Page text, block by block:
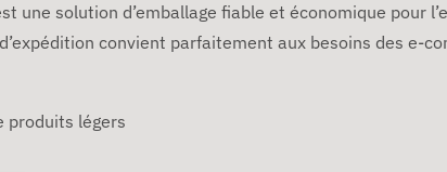
une solution d’emballage fiable et économique pour
convient parfaitement aux besoins des e-
produits légers